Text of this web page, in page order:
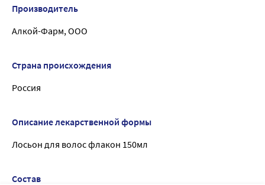
Производитель
Алкой-Фарм, ООО
Страна происхождения
Россия
Описание лекарственной формы
Лосьон для волос флакон 150мл
Состав